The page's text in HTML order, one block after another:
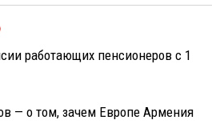
работающих пенсионеров с 1
— о том, зачем Европе Армения